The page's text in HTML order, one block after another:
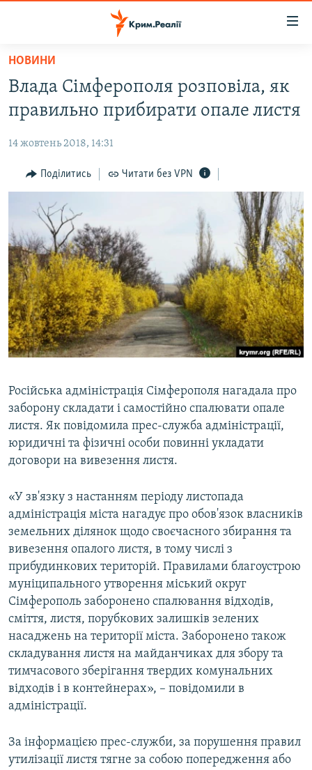
Перейти
основного
матеріалу
Перейти
до
навігації
Перейти
пошуку
ВОДА.КРИМ
ВІДЕО ТА ФОТО
ПОЛІТИКА
БЛОГИ
ПОГЛЯД
ІНТЕРВ'Ю
ВСЕ ЗА ДЕНЬ
СПЕЦПРОЕКТИ
ДЕПОРТАЦІЯ
ВІДЕОУРОКИ «ELIFBE»
СВІДЧЕННЯ ОКУПАЦІЇ
ІНФОГРАФІКА
ЯК ОБІЙТИ БЛОКУВАННЯ
Русский
Qırımtatar
ДОЛУЧАЙСЯ!
Усі сайти RFE/RL
НОВИНИ
Влада Сімферополя розповіла, як
правильно прибирати опале листя
14 жовтень 2018, 14:31
Поділитись Читати без VPN
Російська адміністрація Сімферополя нагадала про
заборону складати і самостійно спалювати опале
листя. Як повідомила прес-служба адміністрації,
юридичні та фізичні особи повинні укладати
договори на вивезення листя.
«У зв'язку з настанням періоду листопада
адміністрація міста нагадує про обов'язок власників
земельних ділянок щодо своєчасного збирання та
вивезення опалого листя, в тому числі з
прибудинкових територій. Правилами благоустрою
муніципального утворення міський округ
Сімферополь заборонено спалювання відходів,
сміття, листя, порубкових залишків зелених
насаджень на території міста. Заборонено також
складування листя на майданчиках для збору та
тимчасового зберігання твердих комунальних
відходів і в контейнерах», – повідомили в
адміністрації.
За інформацією прес-служби, за порушення правил
утилізації листя тягне за собою попередження або